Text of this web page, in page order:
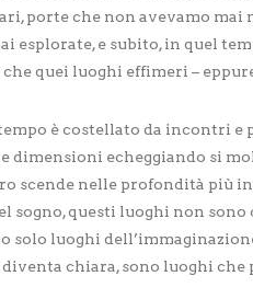
porte che non avevamo
esplorate, e subito, in quel
quei luoghi effimeri –
è costellato da incontri e
dimensioni echeggiando si
scende nelle profondità più
sogno, questi luoghi non
solo luoghi
diventa chiara, sono luoghi